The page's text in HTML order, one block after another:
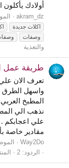
أولادك يأكلون
akram_dz
اكلات جديدة
وصفات
والتغذية
طريقة عمل
تعرف الان
واسهل الطرق
المطبخ
نذهب الي
علي اعجابكم
مقادير خاصة
Way2Do
الردود: 2